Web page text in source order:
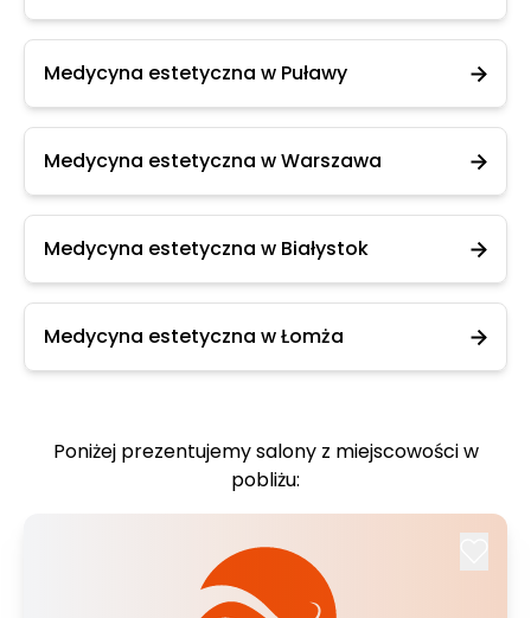
Medycyna estetyczna w Puławy
Medycyna estetyczna w Warszawa
Medycyna estetyczna w Białystok
Medycyna estetyczna w Łomża
Poniżej prezentujemy salony z miejscowości w
pobliżu: